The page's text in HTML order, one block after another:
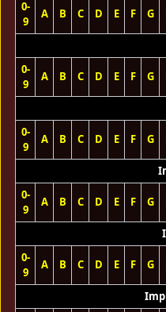
0-
9
A B C D E F G
0-
9
A B C D E F G
0-
9
A B C D E F G
0-
9
A B C D E F G
0-
9
A B C D E F G